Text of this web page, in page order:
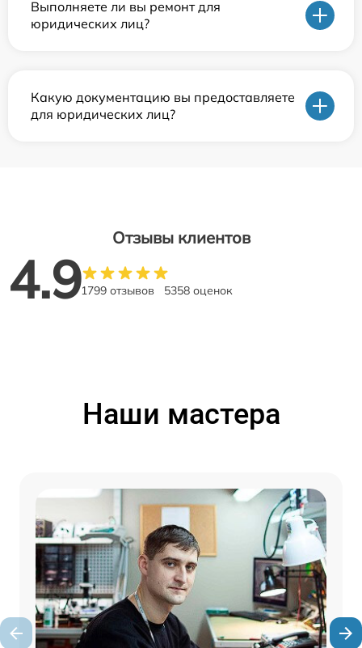
Выполняете ли вы ремонт для
юридических лиц?
Какую документацию вы предоставляете
для юридических лиц?
Отзывы клиентов
4.91799 отзывов 5358 оценок
Наши мастера